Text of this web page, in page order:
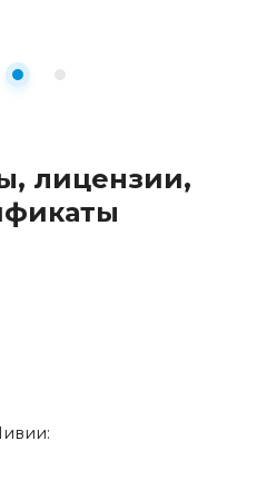
лицензии,